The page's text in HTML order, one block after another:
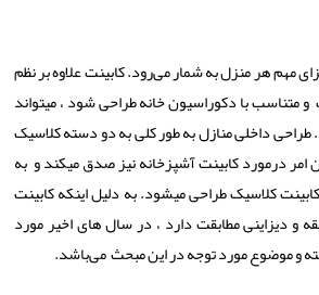
مهم هر منزل به شمار می‌رود. کابینت علاوه بر نظم
با دکوراسیون خانه طراحی شود ، میتواند
داخلی منازل به طور کلی به دو دسته کلاسیک
درمورد کابینت آشپزخانه نیز صدق میکند و به
کلاسیک طراحی میشود. به دلیل اینکه کابینت
و دیزاینی مطابقت دارد ، در سال های اخیر مورد
و موضوع مورد توجه در این مبحث می‌باشد.